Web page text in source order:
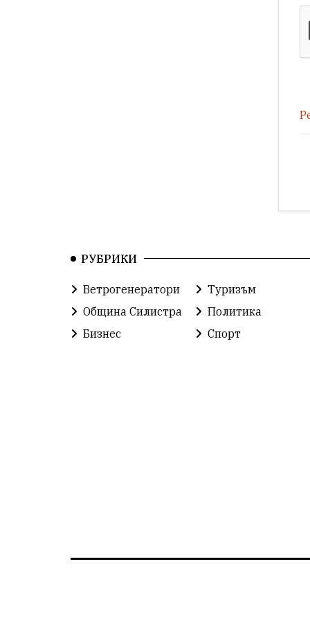
РУБРИКИ
Ветрогенератори
Туризъм
Община Силистра
Политика
Бизнес
Спорт